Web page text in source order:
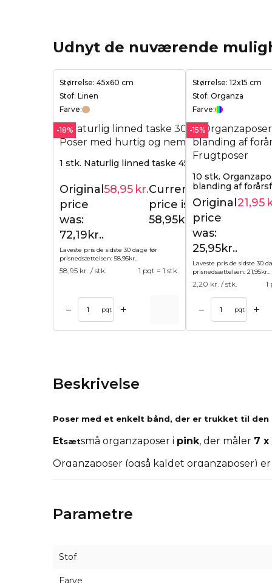
Udnyt de nuværende
Størrelse: 45x60 cm
Stof: Linen
Farve:
-18%
1 stk. Naturlig linned taske 45 x 60 cm
72,19 kr.
Original
price
was:
72,19kr..
58,95 kr.Current
price is:
58,95kr..
Laveste pris de sidste 30 dage før
prisnedsættelsen: 58,95kr.
58,95 kr. / stk. 1 pqt = 1 stk.
– pqt +
Størrelse: 12x15 cm
Stof: Organza
Farve:
-15%
10 stk.
blanding af
Original
price
was:
25,95kr..
21,95
Laveste pris de sidste 30
prisnedsættelsen: 21,95kr.
2,20 kr. / stk. 1
– pqt +
Tilføj til kurv Tilføj til
Beskrivelse
Poser med et enkelt bånd, der er trukket til den
Etsætsmå organzaposer i pink, der måler 7 x
Organzaposer (også kaldet organzaposer)
garanterer sikker opbevaring, og dens
Disse små organzaposer er
Parametre
Stof
Farve